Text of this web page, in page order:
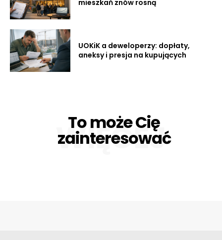
mieszkań znów rosną
UOKiK a deweloperzy: dopłaty,
aneksy i presja na kupujących
To może Cię
zainteresować
WIĘCEJ